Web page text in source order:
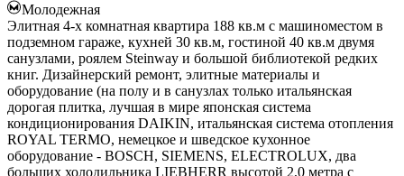
Молодежная
Элитная 4-х комнатная квартира 188 кв.м с машиноместом в
подземном гараже, кухней 30 кв.м, гостиной 40 кв.м двумя
санузлами, роялем Steinway и большой библиотекой редких
книг. Дизайнерский ремонт, элитные материалы и
оборудование (на полу и в санузлах только итальянская
дорогая плитка, лучшая в мире японская система
кондиционирования DAIKIN, итальянская система отопления
ROYAL TERMO, немецкое и шведское кухонное
оборудование - BOSCH, SIEMENS, ELECTROLUX, два
больших холодильника LIEBHERR высотой 2,0 метра с